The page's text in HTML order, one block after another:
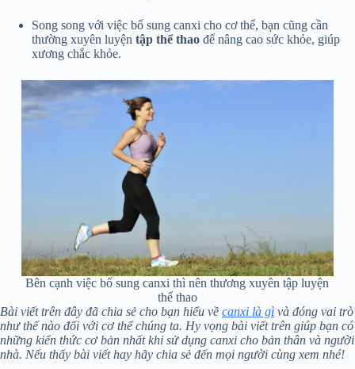
Song song với việc bổ sung canxi cho cơ thể, bạn cũng cần
thường xuyên luyện tập thể thao để nâng cao sức khỏe, giúp
xương chắc khỏe.
Bên cạnh việc bổ sung canxi thì nên thương xuyên tập luyện
thể thao
Bài viết trên đây đã chia sẻ cho bạn hiểu về canxi là gì và đóng vai trò
như thế nào đối với cơ thể chúng ta. Hy vọng bài viết trên giúp bạn có
những kiến thức cơ bản nhất khi sử dụng canxi cho bản thân và người
nhà. Nếu thấy bài viết hay hãy chia sẻ đến mọi người cùng xem nhé!